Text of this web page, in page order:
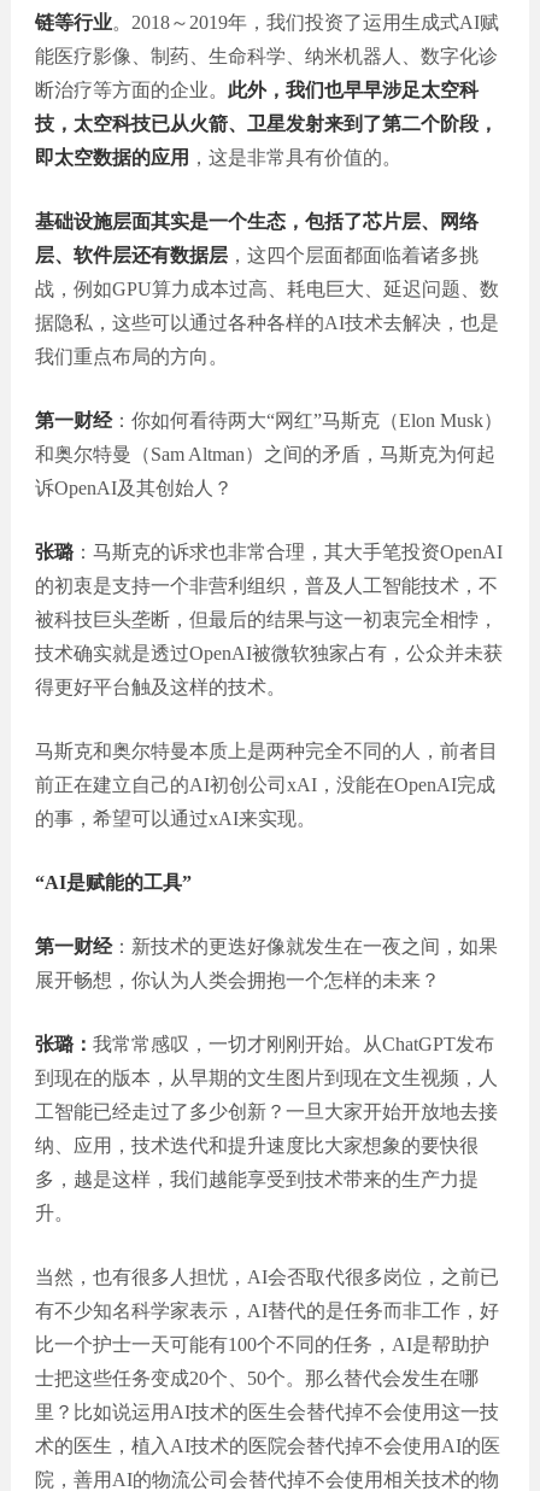
链等行业。2018～2019年，我们投资了运用生成式AI赋
能医疗影像、制药、生命科学、纳米机器人、数字化诊
断治疗等方面的企业。 此外，我们也早早涉足太空科
技，太空科技已从火箭、卫星发射来到了第二个阶段，
即太空数据的应用 ，这是非常具有价值的。
基础设施层面其实是一个生态，包括了芯片层、网络
层、软件层还有数据层，这四个层面都面临着诸多挑
战，例如GPU算力成本过高、耗电巨大、延迟问题、数
据隐私，这些可以通过各种各样的AI技术去解决，也是
我们重点布局的方向。
第一财经：你如何看待两大“网红”马斯克（Elon Musk）
和奥尔特曼（Sam Altman）之间的矛盾，马斯克为何起
诉OpenAI及其创始人？
张璐：马斯克的诉求也非常合理，其大手笔投资OpenAI
的初衷是支持一个非营利组织，普及人工智能技术，不
被科技巨头垄断，但最后的结果与这一初衷完全相悖，
技术确实就是透过OpenAI被微软独家占有，公众并未获
得更好平台触及这样的技术。
马斯克和奥尔特曼本质上是两种完全不同的人，前者目
前正在建立自己的AI初创公司xAI，没能在OpenAI完成
的事，希望可以通过xAI来实现。
“AI是赋能的工具”
第一财经：新技术的更迭好像就发生在一夜之间，如果
展开畅想，你认为人类会拥抱一个怎样的未来？
张璐： 我常常感叹，一切才刚刚开始。从ChatGPT发布
到现在的版本，从早期的文生图片到现在文生视频，人
工智能已经走过了多少创新？一旦大家开始开放地去接
纳、应用，技术迭代和提升速度比大家想象的要快很
多，越是这样，我们越能享受到技术带来的生产力提
升。
当然，也有很多人担忧，AI会否取代很多岗位，之前已
有不少知名科学家表示，AI替代的是任务而非工作，好
比一个护士一天可能有100个不同的任务，AI是帮助护
士把这些任务变成20个、50个。那么替代会发生在哪
里？比如说运用AI技术的医生会替代掉不会使用这一技
术的医生，植入AI技术的医院会替代掉不会使用AI的医
院，善用AI的物流公司会替代掉不会使用相关技术的物